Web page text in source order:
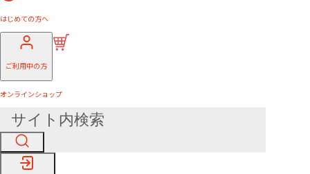
はじめての方へ
ご利用中の方
オンラインショップ